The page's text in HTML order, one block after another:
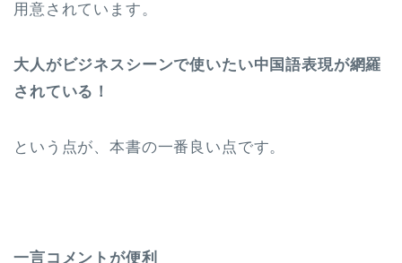
用意されています。
大人がビジネスシーンで使いたい中国語表現が網羅
されている！
という点が、本書の一番良い点です。
一言コメントが便利